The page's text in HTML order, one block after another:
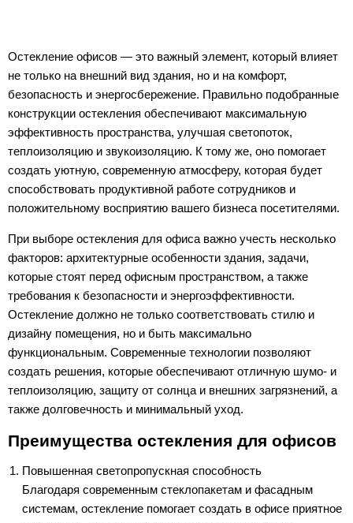
Остекление офисов — это важный элемент, который влияет
не только на внешний вид здания, но и на комфорт,
безопасность и энергосбережение. Правильно подобранные
конструкции остекления обеспечивают максимальную
эффективность пространства, улучшая светопоток,
теплоизоляцию и звукоизоляцию. К тому же, оно помогает
создать уютную, современную атмосферу, которая будет
способствовать продуктивной работе сотрудников и
положительному восприятию вашего бизнеса посетителями.
При выборе остекления для офиса важно учесть несколько
факторов: архитектурные особенности здания, задачи,
которые стоят перед офисным пространством, а также
требования к безопасности и энергоэффективности.
Остекление должно не только соответствовать стилю и
дизайну помещения, но и быть максимально
функциональным. Современные технологии позволяют
создать решения, которые обеспечивают отличную шумо- и
теплоизоляцию, защиту от солнца и внешних загрязнений, а
также долговечность и минимальный уход.
Преимущества остекления для офисов
Повышенная светопропускная способность
Благодаря современным стеклопакетам и фасадным
системам, остекление помогает создать в офисе приятное